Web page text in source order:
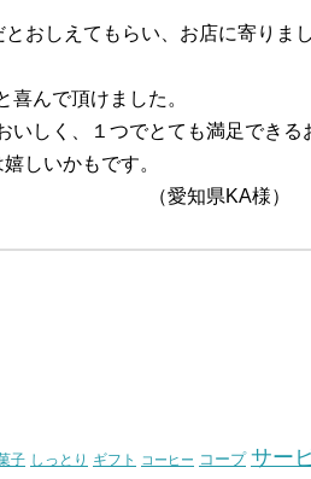
おしえてもらい、お店に寄りま
んで頂けました。
いしく、１つでとても満足できる
しいかもです。
様）
子 しっとり ギフト コーヒー コープ サー